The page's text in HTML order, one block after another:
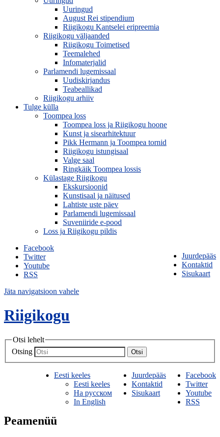
Uuringud
August Rei stipendium
Riigikogu Kantselei eripreemia
Riigikogu väljaanded
Riigikogu Toimetised
Teemalehed
Infomaterjalid
Parlamendi lugemissaal
Uudiskirjandus
Teabeallikad
Riigikogu arhiiv
Tulge külla
Toompea loss
Toompea loss ja Riigikogu hoone
Kunst ja sisearhitektuur
Pikk Hermann ja Toompea tornid
Riigikogu istungisaal
Valge saal
Ringkäik Toompea lossis
Külastage Riigikogu
Ekskursioonid
Kunstisaal ja näitused
Lahtiste uste päev
Parlamendi lugemissaal
Suveniiride e-pood
Loss ja Riigikogu pildis
Juurdepääs
Kontaktid
Sisukaart
Facebook
Twitter
Youtube
RSS
Jäta navigatsioon vahele
Riigikogu
Otsi lehelt
Otsing
Otsi
Facebook
Twitter
Youtube
RSS
Juurdepääs
Kontaktid
Sisukaart
Eesti keeles
Eesti keeles
На русском
In English
Peamenüü